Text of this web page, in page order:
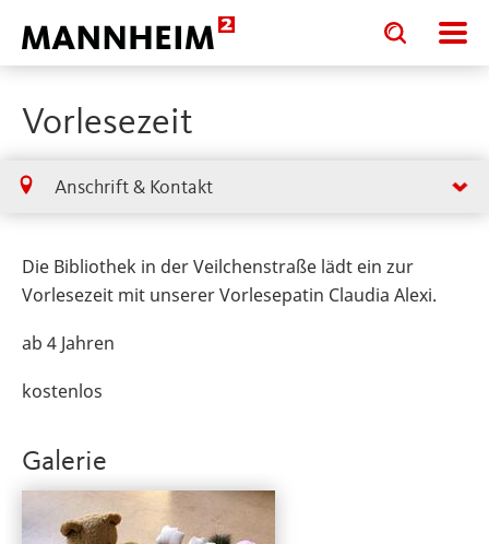
Toggle
search
input
Toggle
search
input
Vorlesezeit
Anschrift & Kontakt
Die Bibliothek in der Veilchenstraße lädt ein zur
Vorlesezeit mit unserer Vorlesepatin Claudia Alexi.
ab 4 Jahren
kostenlos
Galerie